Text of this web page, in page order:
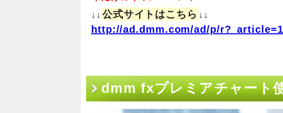
↓↓ 公式サイトはこちら ↓↓
http://ad.dmm.com/ad/p/
dmm fxプレミアチャート